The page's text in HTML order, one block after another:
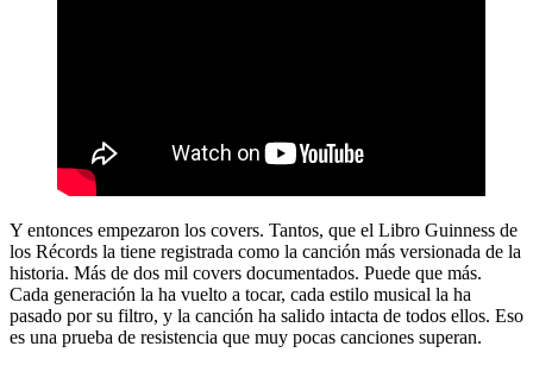
Y entonces empezaron los covers. Tantos, que el Libro Guinness de
los Récords la tiene registrada como la canción más versionada de la
historia. Más de dos mil covers documentados. Puede que más.
Cada generación la ha vuelto a tocar, cada estilo musical la ha
pasado por su filtro, y la canción ha salido intacta de todos ellos. Eso
es una prueba de resistencia que muy pocas canciones superan.